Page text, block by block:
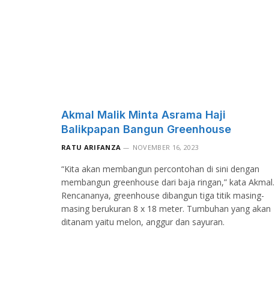
Akmal Malik Minta Asrama Haji
Balikpapan Bangun Greenhouse
RATU ARIFANZA NOVEMBER 16, 2023
“Kita akan membangun percontohan di sini dengan
membangun greenhouse dari baja ringan,” kata Akmal.
Rencananya, greenhouse dibangun tiga titik masing-
masing berukuran 8 x 18 meter. Tumbuhan yang akan
ditanam yaitu melon, anggur dan sayuran.